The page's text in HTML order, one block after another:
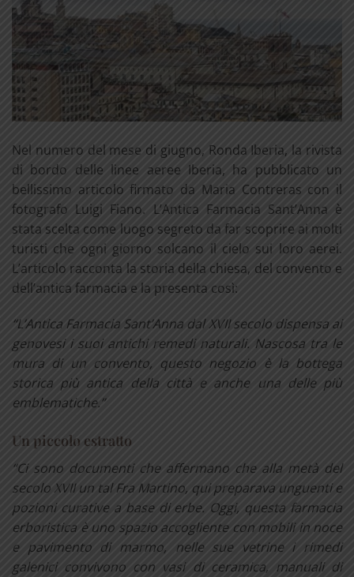
Nel numero del mese di giugno, Ronda Iberia, la rivista
di bordo delle linee aeree Iberia, ha pubblicato un
bellissimo articolo firmato da Maria Contreras con il
fotografo Luigi Fiano. L’Antica Farmacia Sant’Anna è
stata scelta come luogo segreto da far scoprire ai molti
turisti che ogni giorno solcano il cielo sui loro aerei.
L’articolo racconta la storia della chiesa, del convento e
dell’antica farmacia e la presenta così:
“L’Antica Farmacia Sant’Anna dal XVII secolo dispensa ai
genovesi i suoi antichi remedi naturali. Nascosa tra le
mura di un convento, questo negozio è la bottega
storica più antica della città e anche una delle più
emblematiche.”
Un piccolo estratto
“Ci sono documenti che affermano che alla metà del
secolo XVII un tal Fra Martino, qui preparava unguenti e
pozioni curative a base di erbe. Oggi, questa farmacia
erboristica è uno spazio accogliente con mobili in noce
e pavimento di marmo, nelle sue vetrine i rimedi
galenici convivono con vasi di ceramica, manuali di